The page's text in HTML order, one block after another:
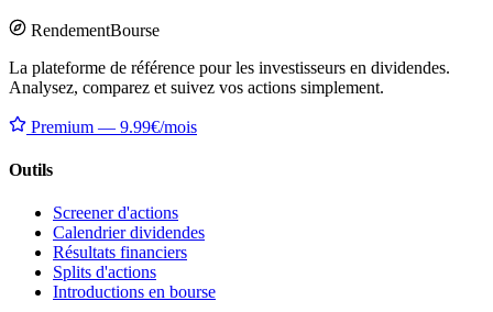
RendementBourse
La plateforme de référence pour les investisseurs en dividendes.
Analysez, comparez et suivez vos actions simplement.
Premium — 9.99€/mois
Outils
Screener d'actions
Calendrier dividendes
Résultats financiers
Splits d'actions
Introductions en bourse